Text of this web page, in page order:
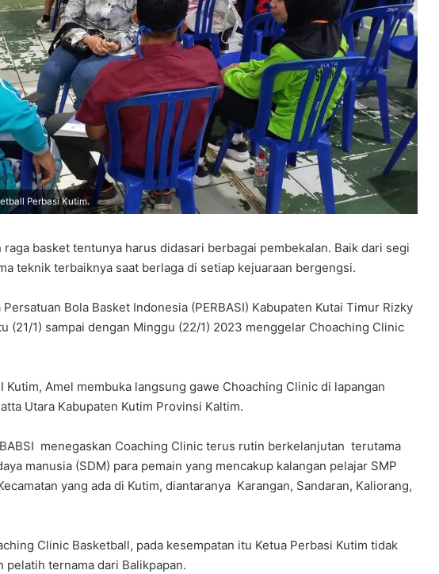
Perbasi Kutim.
basket tentunya harus didasari berbagai pembekalan. Baik dari segi
teknik terbaiknya saat berlaga di setiap kejuaraan bergengsi.
Bola Basket Indonesia (PERBASI) Kabupaten Kutai Timur Rizky
(21/1) sampai dengan Minggu (22/1) 2023 menggelar Choaching Clinic
Kutim, Amel membuka langsung gawe Choaching Clinic di lapangan
Utara Kabupaten Kutim Provinsi Kaltim.
menegaskan Coaching Clinic terus rutin berkelanjutan terutama
manusia (SDM) para pemain yang mencakup kalangan pelajar SMP
yang ada di Kutim, diantaranya Karangan, Sandaran, Kaliorang,
Clinic Basketball, pada kesempatan itu Ketua Perbasi Kutim tidak
pelatih ternama dari Balikpapan.